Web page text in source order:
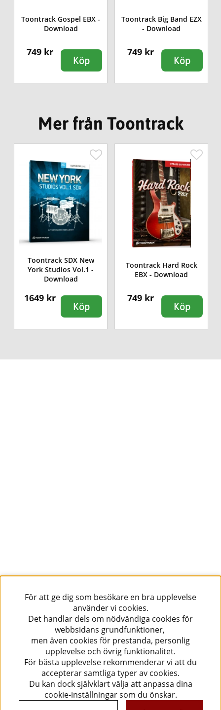
Toontrack Gospel EBX -
Download
749 kr
Köp
Toontrack Big Band EZX
- Download
749 kr
Köp
Mer från Toontrack
Toontrack SDX New
York Studios Vol.1 -
Download
1649 kr
Köp
Toontrack Hard Rock
EBX - Download
749 kr
Köp
För att ge dig som besökare en bra upplevelse
använder vi cookies.
Det handlar dels om nödvändiga cookies för
webbsidans grundfunktioner,
men även cookies för prestanda, personlig
upplevelse och övrig funktionalitet.
För bästa upplevelse rekommenderar vi att du
accepterar samtliga typer av cookies.
Du kan dock självklart välja att anpassa dina
cookie-inställningar som du önskar.